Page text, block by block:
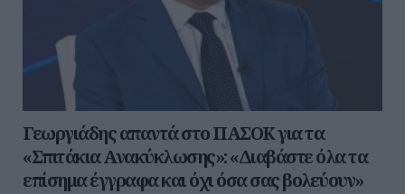
Γεωργιάδης απαντά στο ΠΑΣΟΚ για τα
«Σπιτάκια Ανακύκλωσης»: «Διαβάστε όλα τα
επίσημα έγγραφα και όχι όσα σας βολεύουν»